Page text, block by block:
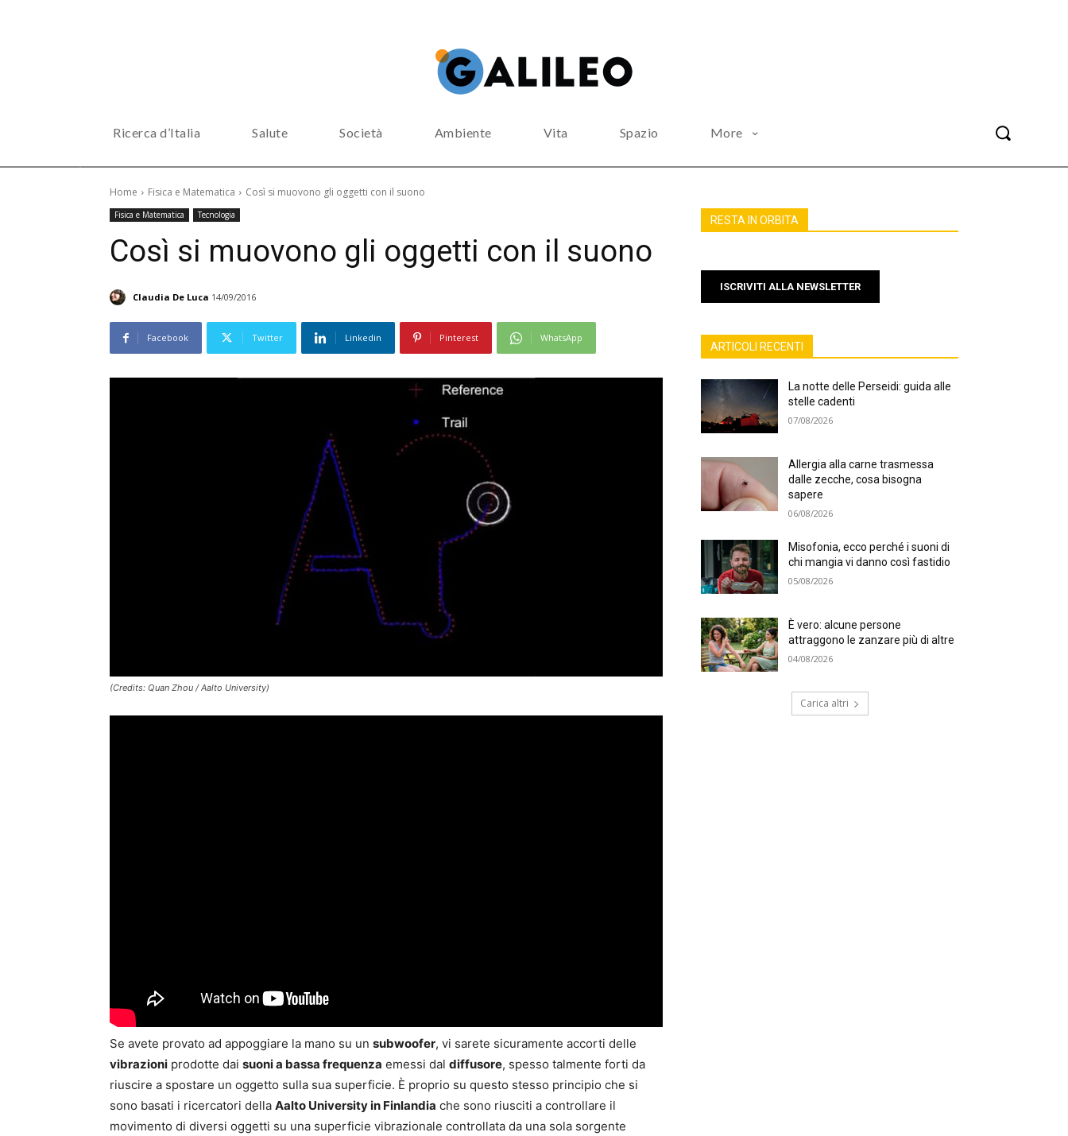
Ricerca d’Italia Salute Società Ambiente Vita Spazio More
Home Fisica e Matematica Così si muovono gli oggetti con il suono
Fisica e Matematica Tecnologia
Così si muovono gli oggetti con il suono
Claudia De Luca 14/09/2016
Facebook Twitter Linkedin Pinterest WhatsApp
(Credits: Quan Zhou / Aalto University)
Se avete provato ad appoggiare la mano su un subwoofer, vi sarete sicuramente accorti delle
vibrazioni prodotte dai suoni a bassa frequenza emessi dal diffusore, spesso talmente forti da
riuscire a spostare un oggetto sulla sua superficie. È proprio su questo stesso principio che si
sono basati i ricercatori della Aalto University in Finlandia che sono riusciti a controllare il
movimento di diversi oggetti su una superficie vibrazionale controllata da una sola sorgente
RESTA IN ORBITA
ISCRIVITI ALLA NEWSLETTER
ARTICOLI RECENTI
La notte delle Perseidi: guida alle
stelle cadenti
07/08/2026
Allergia alla carne trasmessa
dalle zecche, cosa bisogna
sapere
06/08/2026
Misofonia, ecco perché i suoni di
chi mangia vi danno così fastidio
05/08/2026
È vero: alcune persone
attraggono le zanzare più di altre
04/08/2026
Carica altri